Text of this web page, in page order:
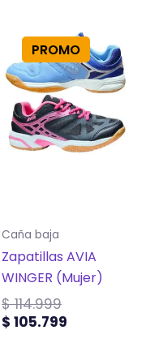
PROMO
Caña baja
Zapatillas AVIA
WINGER (Mujer)
$114.999
$ 105.799
Este
producto
tiene
múltiples
variantes.
Las
elegir
en
la
de
producto